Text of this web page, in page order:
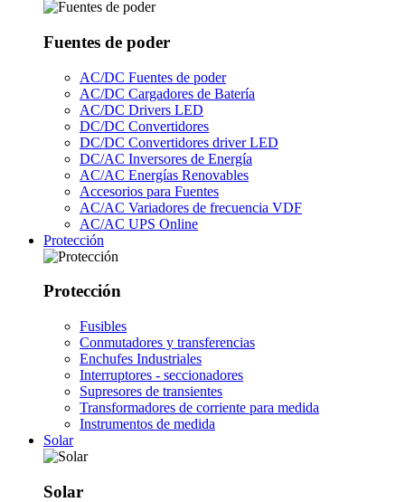
Fuentes de poder
AC/DC Fuentes de poder
AC/DC Cargadores de Batería
AC/DC Drivers LED
DC/DC Convertidores
DC/DC Convertidores driver LED
DC/AC Inversores de Energía
AC/AC Energías Renovables
Accesorios para Fuentes
AC/AC Variadores de frecuencia VDF
AC/AC UPS Online
Protección
Protección
Fusibles
Conmutadores y transferencias
Enchufes Industriales
Interruptores - seccionadores
Supresores de transientes
Transformadores de corriente para medida
Instrumentos de medida
Solar
Solar